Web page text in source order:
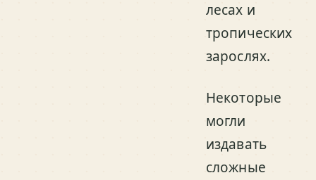
лесах и
тропических
зарослях.
Некоторые
могли
издавать
сложные